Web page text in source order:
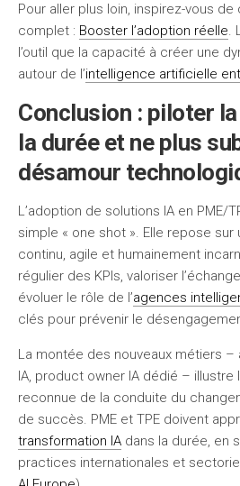
Pour aller plus loin, inspirez-vous
complet : Booster l’adoption réelle.
l’outil que la capacité à créer une
autour de l’intelligence artificielle
Conclusion : piloter
la durée et ne plus
désamour
L’adoption de solutions IA en PME/
simple « one shot ». Elle repose
continu, agile et humainement
régulier des KPIs, valoriser
évoluer le rôle de l’agences
clés pour prévenir le
La montée des nouveaux métiers –
IA, product owner IA dédié – illustre
reconnue de la conduite du
de succès. PME et TPE doivent
transformation IA dans la durée, en
practices internationales et